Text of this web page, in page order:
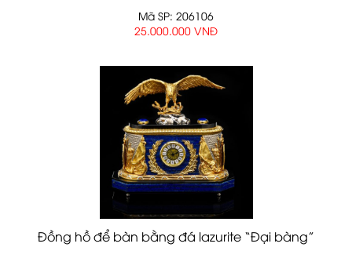
Mã SP: 206106
25.000.000 VNĐ
Đồng hồ để bàn bằng đá lazurite “Đại bàng”